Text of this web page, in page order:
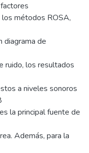
métodos ROSA,
diagrama de
ruido, los resultados
a niveles sonoros
la principal fuente de
Además, para la